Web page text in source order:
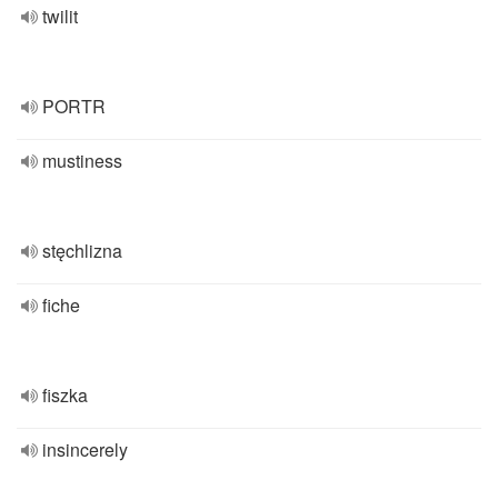
twilit
PORTR
mustiness
stęchlizna
fiche
fiszka
insincerely